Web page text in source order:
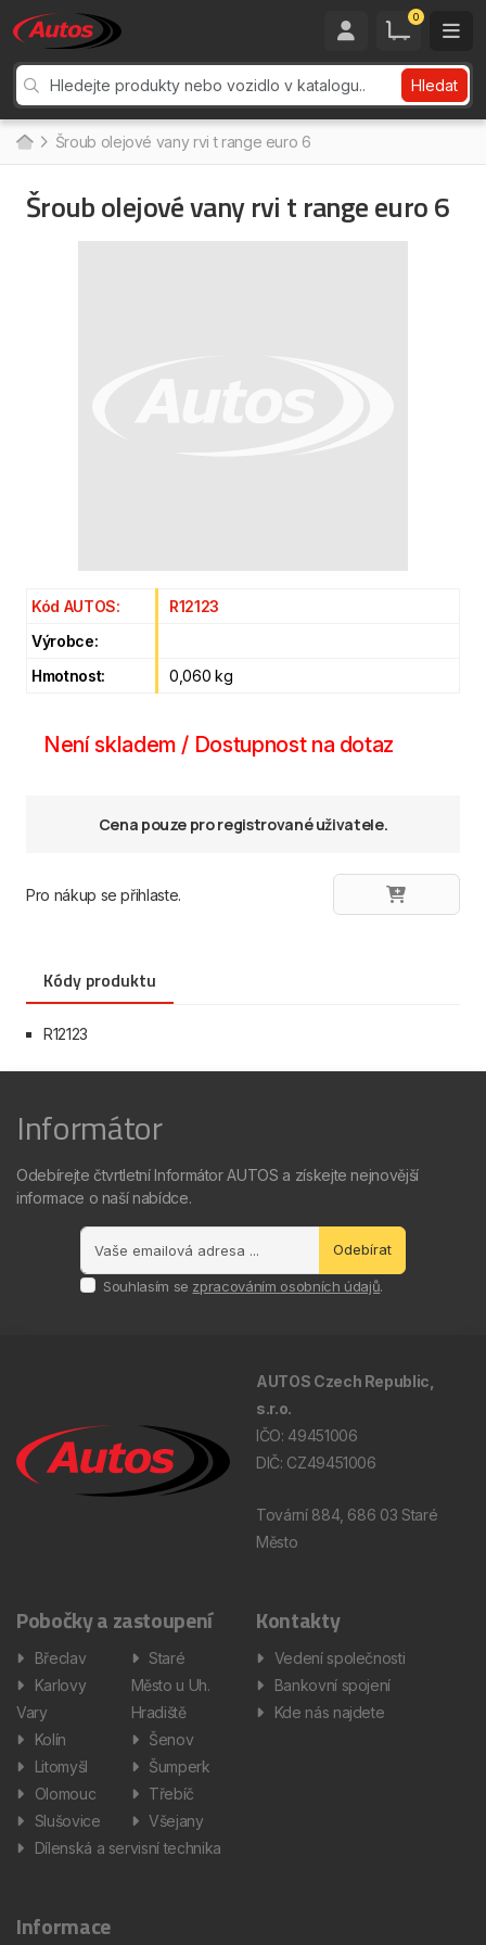
0
Hledat
Šroub olejové vany rvi t range euro 6
Šroub olejové vany rvi t range euro 6
Kód AUTOS:
R12123
Výrobce:
Hmotnost:
0,060 kg
Není skladem / Dostupnost na dotaz
Cena pouze pro registrované uživatele.
Pro nákup se přihlaste.
Kódy produktu
R12123
Informátor
Odebírejte čtvrtletní Informátor AUTOS a získejte nejnovější
informace o naší nabídce.
Odebírat
Souhlasím se zpracováním osobních údajů.
AUTOS Czech Republic,
s.r.o.
IČO: 49451006
DIČ: CZ49451006
Tovární 884, 686 03 Staré
Město
Pobočky a zastoupení
Břeclav
Karlovy
Vary
Kolín
Litomyšl
Olomouc
Slušovice
Staré
Město u Uh.
Hradiště
Šenov
Šumperk
Třebíč
Všejany
Dílenská a servisní technika
Kontakty
Vedení společnosti
Bankovní spojení
Kde nás najdete
Informace